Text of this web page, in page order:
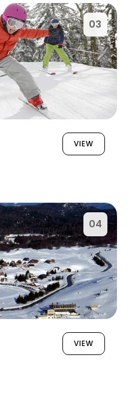
03
VIEW
04
VIEW